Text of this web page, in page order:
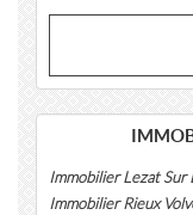
Immobilier Lezat Sur
Immobilier Rieux